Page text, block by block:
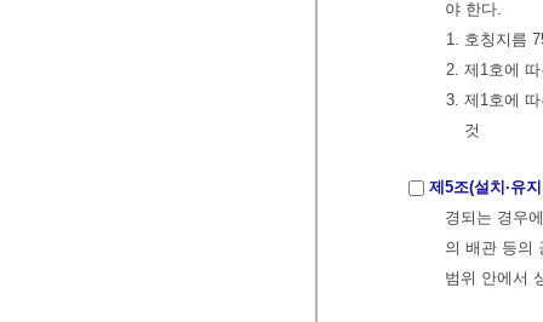
야 한다.
1. 호칭지름
2. 제1호에
3. 제1호에
것
제5조(설치·유
경되는 경우
의 배관 등의
범위 안에서